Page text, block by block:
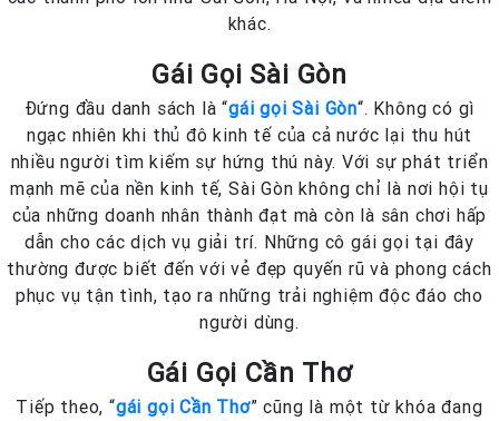
khác.
Gái Gọi Sài Gòn
Đứng đầu danh sách là “gái gọi Sài Gòn“. Không có gì
ngạc nhiên khi thủ đô kinh tế của cả nước lại thu hút
nhiều người tìm kiếm sự hứng thú này. Với sự phát triển
mạnh mẽ của nền kinh tế, Sài Gòn không chỉ là nơi hội tụ
của những doanh nhân thành đạt mà còn là sân chơi hấp
dẫn cho các dịch vụ giải trí. Những cô gái gọi tại đây
thường được biết đến với vẻ đẹp quyến rũ và phong cách
phục vụ tận tình, tạo ra những trải nghiệm độc đáo cho
người dùng.
Gái Gọi Cần Thơ
Tiếp theo, “gái gọi Cần Thơ” cũng là một từ khóa đang